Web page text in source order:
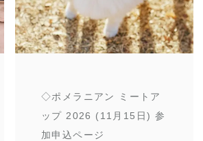
◇ポメラニアン ミートア
ップ 2026 (11月15日) 参
加申込ページ